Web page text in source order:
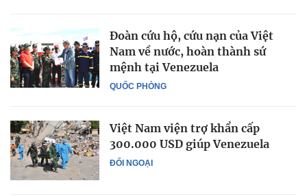
QUỐC PHÒNG
Đoàn cứu hộ, cứu nạn của Việt
Nam về nước, hoàn thành sứ
mệnh tại Venezuela
ĐỐI NGOẠI
Việt Nam viện trợ khẩn cấp
300.000 USD giúp Venezuela